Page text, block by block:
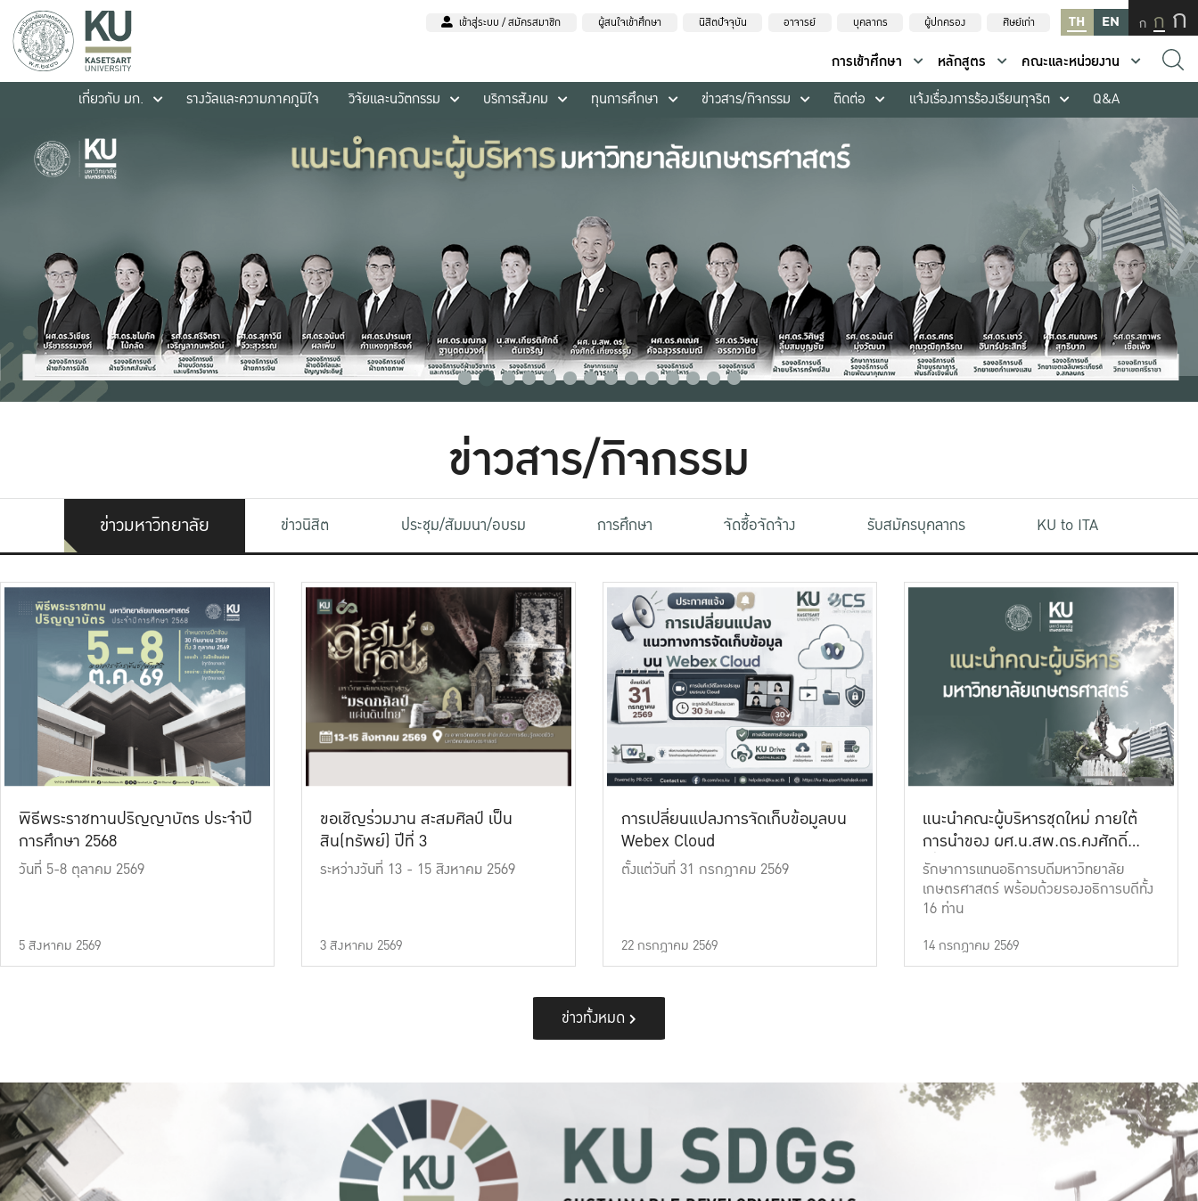
เข้าสู่ระบบ / สมัครสมาชิก ผู้สนใจเข้าศึกษา นิสิตปัจจุบัน อาจารย์ บุคลากร ผู้ปกครอง ศิษย์เก่า TH EN ก ก ก
การเข้าศึกษา หลักสูตร
คณะและหน่วยงาน
เกี่ยวกับ มก.
รางวัลและความภาคภูมิใจ วิจัยและนวัตกรรม บริการสังคม ทุนการศึกษา ข่าวสาร/กิจกรรม ติดต่อ แจ้งเรื่องการร้องเรียนทุจริต Q&A
ข่าวสาร/กิจกรรม
ข่าวมหาวิทยาลัย ข่าวนิสิต ประชุม/สัมมนา/อบรม การศึกษา จัดซื้อจัดจ้าง รับสมัครบุคลากร KU to ITA
พิธีพระราชทานปริญญาบัตร ประจำปี
การศึกษา 2568
วันที่ 5-8 ตุลาคม 2569
5 สิงหาคม 2569
ขอเชิญร่วมงาน สะสมศิลป์ เป็น
สิน(ทรัพย์) ปีที่ 3
ระหว่างวันที่ 13 - 15 สิงหาคม 2569
3 สิงหาคม 2569
การเปลี่ยนแปลงการจัดเก็บข้อมูลบน
Webex Cloud
ตั้งแต่วันที่ 31 กรกฎาคม 2569
22 กรกฎาคม 2569
แนะนำคณะผู้บริหารชุดใหม่ ภายใต้
การนำของ ผศ.น.สพ.ดร.คงศักดิ์
เที่ยงธรรม
รักษาการแทนอธิการบดีมหาวิทยาลัย
เกษตรศาสตร์ พร้อมด้วยรองอธิการบดีทั้ง
16 ท่าน
14 กรกฎาคม 2569
ข่าวทั้งหมด